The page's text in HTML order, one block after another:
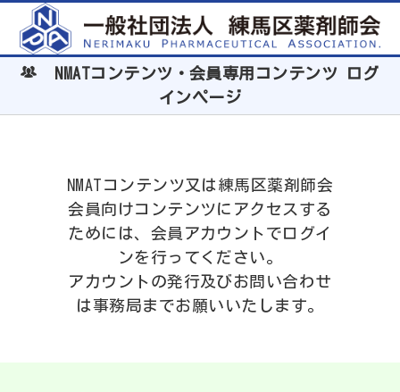
NMATコンテンツ・会員専用コンテンツ ログ
インページ
NMATコンテンツ又は練馬区薬剤師会
会員向けコンテンツにアクセスする
ためには、会員アカウントでログイ
ンを行ってください。
アカウントの発行及びお問い合わせ
は事務局までお願いいたします。